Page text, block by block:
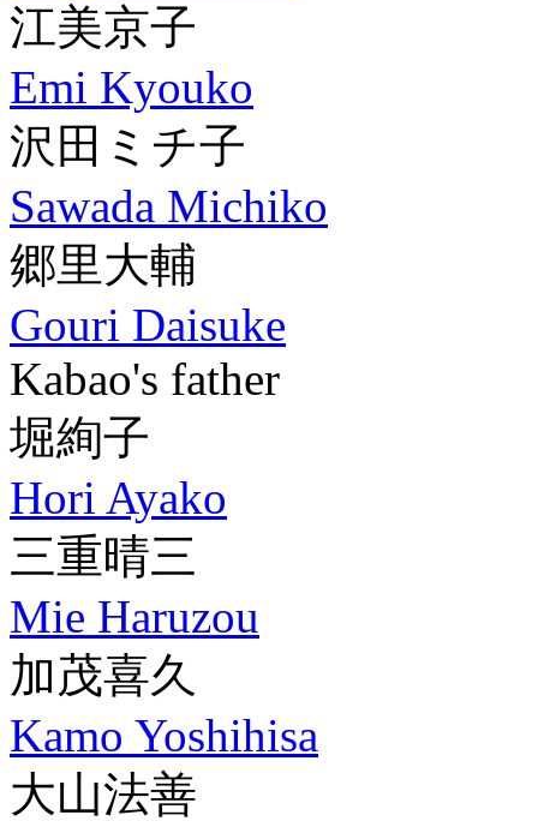
江美京子
Emi Kyouko
沢田ミチ子
Sawada Michiko
郷里大輔
Gouri Daisuke
Kabao's father
堀絢子
Hori Ayako
三重晴三
Mie Haruzou
加茂喜久
Kamo Yoshihisa
大山法善